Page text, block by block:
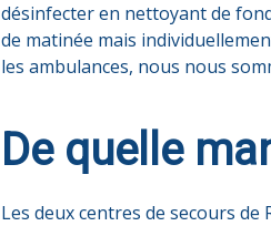
désinfecter en nettoyant de
de matinée mais
les ambulances, nous nous
De quelle
Les deux centres de secours